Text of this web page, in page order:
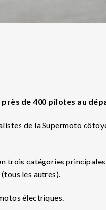
près de 400 pilotes au
de la Supermoto
trois catégories
les autres).
électriques.